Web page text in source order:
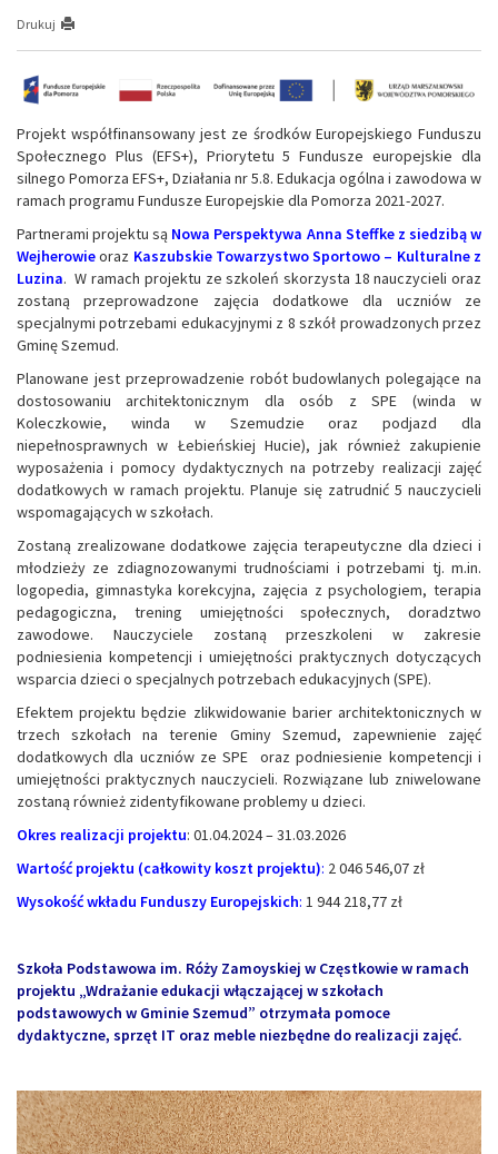
Drukuj
Projekt współfinansowany jest ze środków Europejskiego Funduszu
Społecznego Plus (EFS+), Priorytetu 5 Fundusze europejskie dla
silnego Pomorza EFS+, Działania nr 5.8. Edukacja ogólna i zawodowa w
ramach programu Fundusze Europejskie dla Pomorza 2021-2027.
Partnerami projektu są Nowa Perspektywa Anna Steffke z siedzibą w
Wejherowieoraz Kaszubskie Towarzystwo Sportowo – Kulturalne z
Luzina. W ramach projektu ze szkoleń skorzysta 18 nauczycieli oraz
zostaną przeprowadzone zajęcia dodatkowe dla uczniów ze
specjalnymi potrzebami edukacyjnymi z 8 szkół prowadzonych przez
Gminę Szemud.
Planowane jest przeprowadzenie robót budowlanych polegające na
dostosowaniu architektonicznym dla osób z SPE (winda w
Koleczkowie, winda w Szemudzie oraz podjazd dla
niepełnosprawnych w Łebieńskiej Hucie), jak również zakupienie
wyposażenia i pomocy dydaktycznych na potrzeby realizacji zajęć
dodatkowych w ramach projektu. Planuje się zatrudnić 5 nauczycieli
wspomagających w szkołach.
Zostaną zrealizowane dodatkowe zajęcia terapeutyczne dla dzieci i
młodzieży ze zdiagnozowanymi trudnościami i potrzebami tj. m.in.
logopedia, gimnastyka korekcyjna, zajęcia z psychologiem, terapia
pedagogiczna, trening umiejętności społecznych, doradztwo
zawodowe. Nauczyciele zostaną przeszkoleni w zakresie
podniesienia kompetencji i umiejętności praktycznych dotyczących
wsparcia dzieci o specjalnych potrzebach edukacyjnych (SPE).
Efektem projektu będzie zlikwidowanie barier architektonicznych w
trzech szkołach na terenie Gminy Szemud, zapewnienie zajęć
dodatkowych dla uczniów ze SPE oraz podniesienie kompetencji i
umiejętności praktycznych nauczycieli. Rozwiązane lub zniwelowane
zostaną również zidentyfikowane problemy u dzieci.
Okres realizacji projektu: 01.04.2024 – 31.03.2026
Wartość projektu (całkowity koszt projektu): 2 046 546,07 zł
Wysokość wkładu Funduszy Europejskich: 1 944 218,77 zł
Szkoła Podstawowa im. Róży Zamoyskiej w Częstkowie w ramach
projektu „Wdrażanie edukacji włączającej w szkołach
podstawowych w Gminie Szemud” otrzymała pomoce
dydaktyczne, sprzęt IT oraz meble niezbędne do realizacji zajęć.